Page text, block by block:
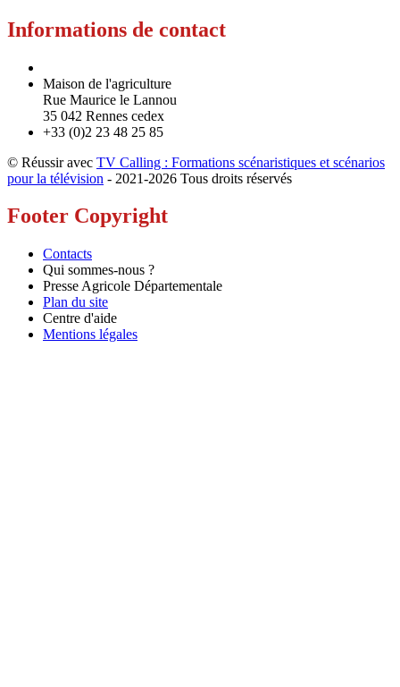
Informations de contact
Maison de l'agriculture
Rue Maurice le Lannou
35 042 Rennes cedex
+33 (0)2 23 48 25 85
© Réussir avec TV Calling : Formations scénaristiques et scénarios
pour la télévision - 2021-2026 Tous droits réservés
Footer Copyright
Contacts
Qui sommes-nous ?
Presse Agricole Départementale
Plan du site
Centre d'aide
Mentions légales